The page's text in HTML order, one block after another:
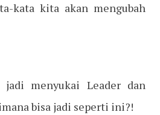
kata kita akan mengubah
menyukai Leader dan
bisa jadi seperti ini?!